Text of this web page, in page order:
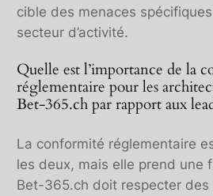
cible des menaces
secteur d’activité.
Quelle est l’importance de la
réglementaire pour les
Bet-365.ch par rapport aux
La conformité réglementaire
les deux, mais elle prend une
Bet-365.ch doit respecter des